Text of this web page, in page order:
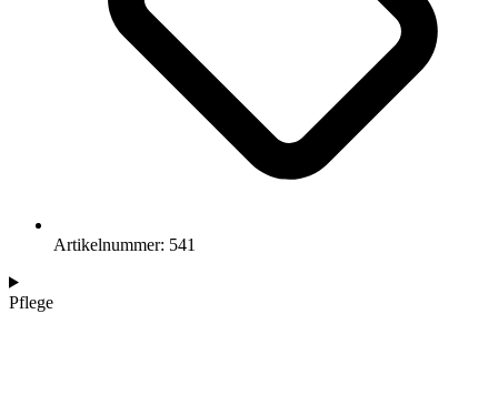
Artikelnummer: 541
Pflege